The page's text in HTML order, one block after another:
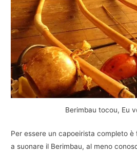
Berimbau tocou, Eu
Per essere un capoeirista completo
a suonare il Berimbau, al meno